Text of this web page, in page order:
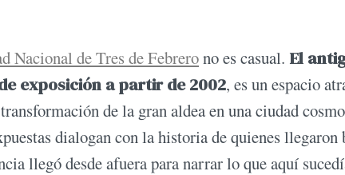
Nacional de Tres de Febrerono es casual. El
exposición a partir de 2002, es un espacio
de la gran aldea en una ciudad
dialogan con la historia de quienes llegaron
llegó desde afuera para narrar lo que aquí